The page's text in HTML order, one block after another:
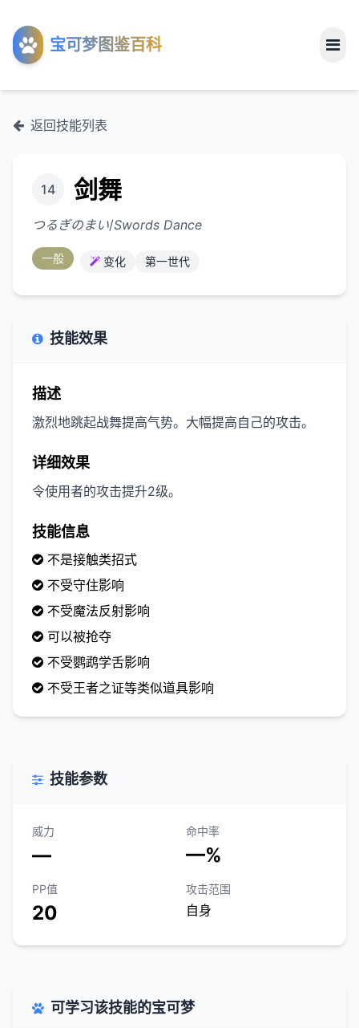
宝可梦图鉴百科
工具
关于
返回技能列表
14 剑舞
つるぎのまい/Swords Dance
一般 变化 第一世代
技能效果
描述
激烈地跳起战舞提高气势。大幅提高自己的攻击。
详细效果
令使用者的攻击提升2级。
技能信息
不是接触类招式
不受守住影响
不受魔法反射影响
可以被抢夺
不受鹦鹉学舌影响
不受王者之证等类似道具影响
技能参数
威力
—
命中率
—%
PP值
20
攻击范围
自身
可学习该技能的宝可梦